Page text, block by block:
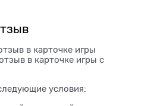
в карточке игры
в карточке игры с
условия: